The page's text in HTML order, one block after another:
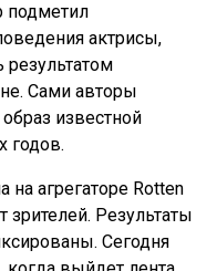
подметил
актрисы,
Сами авторы
известной
годов.
на агрегаторе Rotten
зрителей. Результаты
Сегодня